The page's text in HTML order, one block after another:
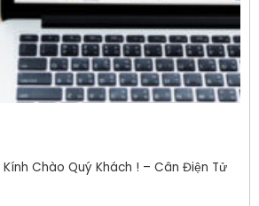
Chào Quý Khách ! – Cân Điện Tử